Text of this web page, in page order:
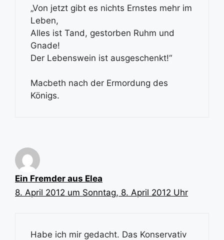
„Von jetzt gibt es nichts Ernstes mehr im
Leben,
Alles ist Tand, gestorben Ruhm und
Gnade!
Der Lebenswein ist ausgeschenkt!“
Macbeth nach der Ermordung des
Königs.
Ein Fremder aus Elea
8. April 2012 um Sonntag, 8. April 2012 Uhr
Habe ich mir gedacht. Das Konservativ